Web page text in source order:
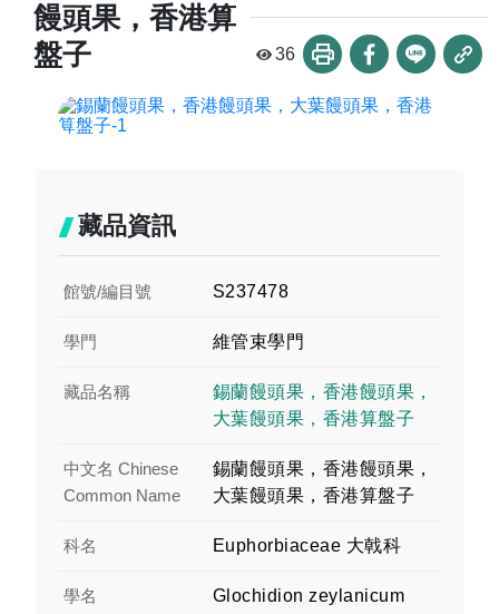
饅頭果，香港算
盤子
36
藏品資訊
館號/編目號 S237478
學門 維管束學門
藏品名稱
錫蘭饅頭果，香港饅頭果，
大葉饅頭果，香港算盤子
中文名 Chinese
Common Name
錫蘭饅頭果，香港饅頭果，
大葉饅頭果，香港算盤子
科名 Euphorbiaceae 大戟科
學名
Glochidion zeylanicum